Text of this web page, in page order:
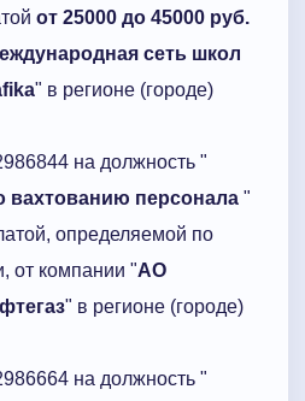
от 25000 до 45000 руб.
сеть школ
" в регионе (городе)
на должность "
вахтованию персонала "
определяемой по
от компании "АО
" в регионе (городе)
на должность "